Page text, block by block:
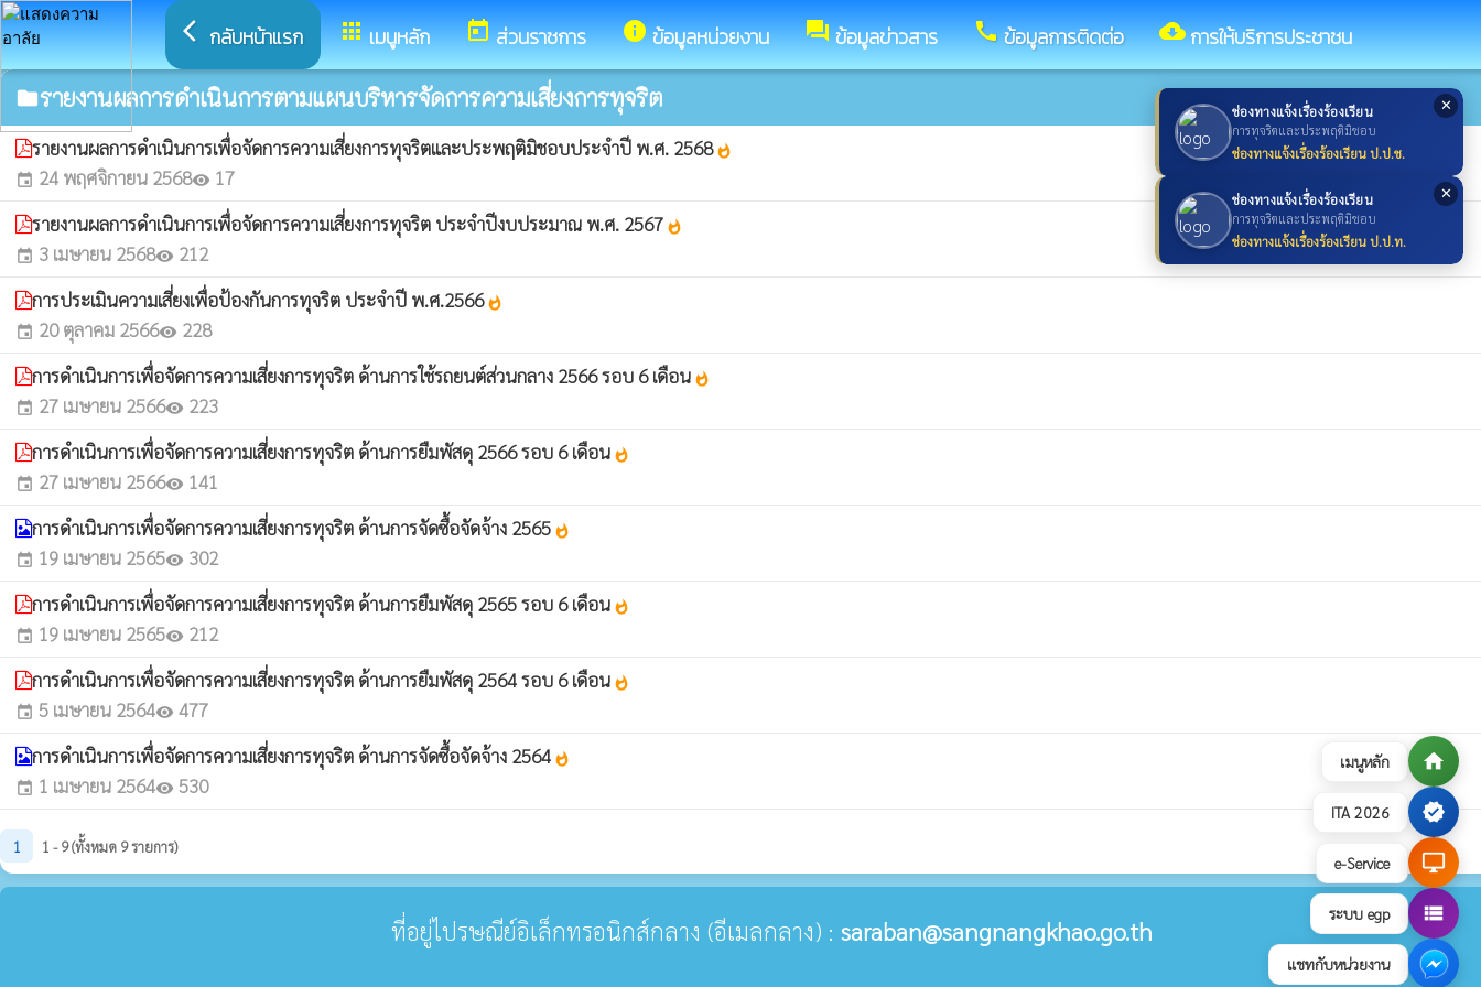
เมนูหลัก home
ITA 2026 verified
e-Service desktop_windows
ระบบ egp view_list
แชทกับหน่วยงาน
✕
ช่องทางแจ้งเรื่องร้องเรียน
การทุจริตและประพฤติมิชอบ
ช่องทางแจ้งเรื่องร้องเรียน ป.ป.ช.
✕
ช่องทางแจ้งเรื่องร้องเรียน
การทุจริตและประพฤติมิชอบ
ช่องทางแจ้งเรื่องร้องเรียน ป.ป.ท.
arrow_back_ios กลับหน้าแรก appsเมนูหลัก todayส่วนราชการ infoข้อมูลหน่วยงาน forumข้อมูลข่าวสาร callข้อมูลการติดต่อ cloud_downloadการให้บริการประชาชน
folderรายงานผลการดำเนินการตามแผนบริหารจัดการความเสี่ยงการทุจริต
รายงานผลการดำเนินการเพื่อจัดการความเสี่ยงการทุจริตและประพฤติมิชอบประจำปี พ.ศ. 2568whatshot
event 24 พฤศจิกายน 2568visibility 17
รายงานผลการดำเนินการเพื่อจัดการความเสี่ยงการทุจริต ประจำปีงบประมาณ พ.ศ. 2567 whatshot
event 3 เมษายน 2568visibility 212
การประเมินความเสี่ยงเพื่อป้องกันการทุจริต ประจำปี พ.ศ.2566whatshot
event 20 ตุลาคม 2566visibility 228
การดำเนินการเพื่อจัดการความเสี่ยงการทุจริต ด้านการใช้รถยนต์ส่วนกลาง 2566 รอบ 6 เดือน whatshot
event 27 เมษายน 2566visibility 223
การดำเนินการเพื่อจัดการความเสี่ยงการทุจริต ด้านการยืมพัสดุ 2566 รอบ 6 เดือน whatshot
event 27 เมษายน 2566visibility 141
การดำเนินการเพื่อจัดการความเสี่ยงการทุจริต ด้านการจัดซื้อจัดจ้าง 2565 whatshot
event 19 เมษายน 2565visibility 302
การดำเนินการเพื่อจัดการความเสี่ยงการทุจริต ด้านการยืมพัสดุ 2565 รอบ 6 เดือน whatshot
event 19 เมษายน 2565visibility 212
การดำเนินการเพื่อจัดการความเสี่ยงการทุจริต ด้านการยืมพัสดุ 2564 รอบ 6 เดือน whatshot
event 5 เมษายน 2564visibility 477
การดำเนินการเพื่อจัดการความเสี่ยงการทุจริต ด้านการจัดซื้อจัดจ้าง 2564 whatshot
event 1 เมษายน 2564visibility 530
1 1 - 9 (ทั้งหมด 9 รายการ)
ที่อยู่ไปรษณีย์อิเล็กทรอนิกส์กลาง (อีเมลกลาง) : saraban@sangnangkhao.go.th